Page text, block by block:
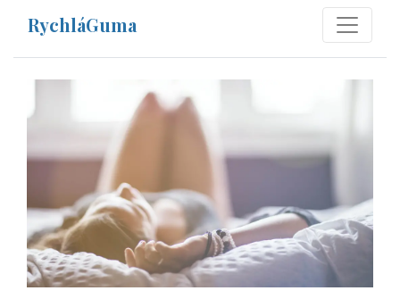
RychláGuma